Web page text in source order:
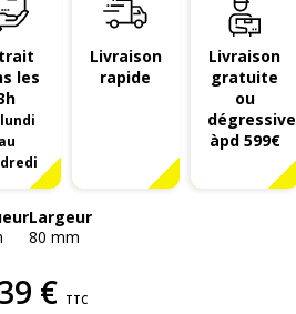
les
au
Livraison
rapide
Livraison
gratuite
ou
dégressive
àpd 599€
Largeur
80 mm
€ TTC